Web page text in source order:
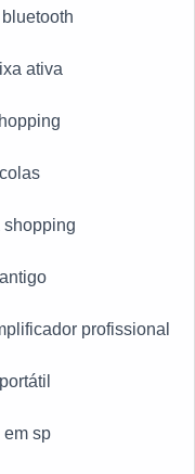
ativa
shopping
profissional
em sp